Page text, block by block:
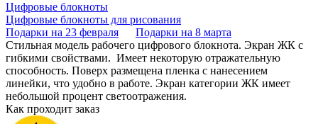
Цифровые блокноты
Цифровые блокноты для рисования
Подарки на 23 февраля
Подарки на 8 марта
Стильная модель рабочего цифрового блокнота. Экран ЖК с
гибкими свойствами. Имеет некоторую отражательную
способность. Поверх размещена пленка с нанесением
линейки, что удобно в работе. Экран категории ЖК имеет
небольшой процент светоотражения.
Как проходит заказ